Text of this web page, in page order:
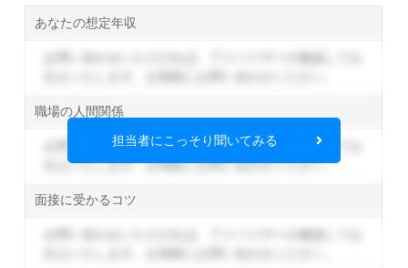
あなたの想定年収
職場の人間関係
お問い合わせいただければ、アドバイザーが確認してお
伝えいたします。お気軽にお問い合わせください。
面接に受かるコツ
担当者にこっそり聞いてみる